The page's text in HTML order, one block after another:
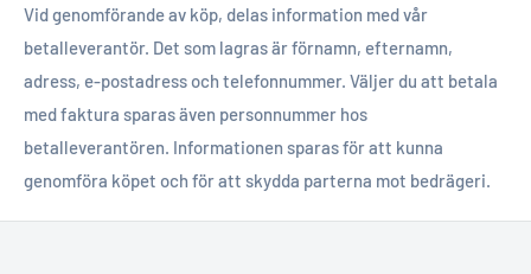
Vid genomförande av köp, delas information med vår
betalleverantör. Det som lagras är förnamn, efternamn,
adress, e-postadress och telefonnummer. Väljer du att betala
med faktura sparas även personnummer hos
betalleverantören. Informationen sparas för att kunna
genomföra köpet och för att skydda parterna mot bedrägeri.